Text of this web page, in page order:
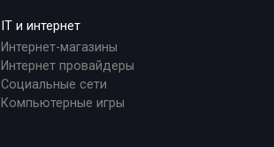
IT и интернет
Интернет-магазины
Интернет провайдеры
Социальные сети
Компьютерные игры